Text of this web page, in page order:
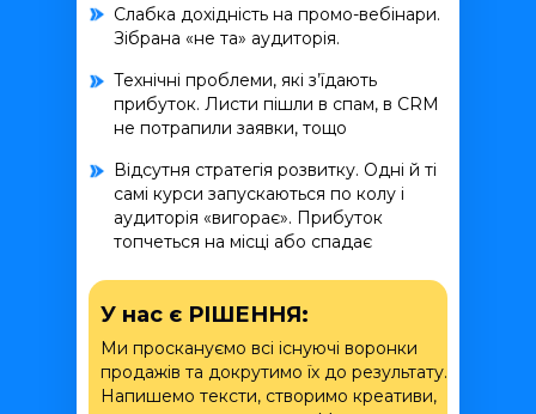
У нас є РІШЕННЯ:
Ми проскануємо всі існуючі воронки
продажів та докрутимо їх до результату.
Напишемо тексти, створимо креативи,
Слабка дохідність на промо-вебінари.
Зібрана «не та» аудиторія.
Технічні проблеми, які з’їдають
прибуток. Листи пішли в спам, в CRM
не потрапили заявки, тощо
Відсутня стратегія розвитку. Одні й ті
самі курси запускаються по колу і
аудиторія «вигорає». Прибуток
топчеться на місці або спадає